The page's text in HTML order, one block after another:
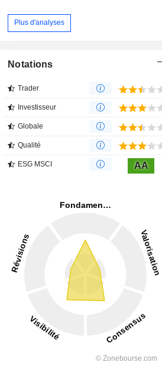
Plus d'analyses
Notations
Trader
Investisseur
Globale
Qualité
ESG MSCI AA